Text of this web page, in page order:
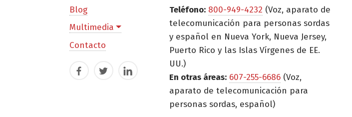
Blog
Multimedia
Contacto
FacebookTwitterLinkedIn
Teléfono: 800-949-4232 (Voz, aparato de
telecomunicación para personas sordas
y español en Nueva York, Nueva Jersey,
Puerto Rico y las Islas Vírgenes de EE.
UU.)
En otras áreas: 607-255-6686 (Voz,
aparato de telecomunicación para
personas sordas, español)